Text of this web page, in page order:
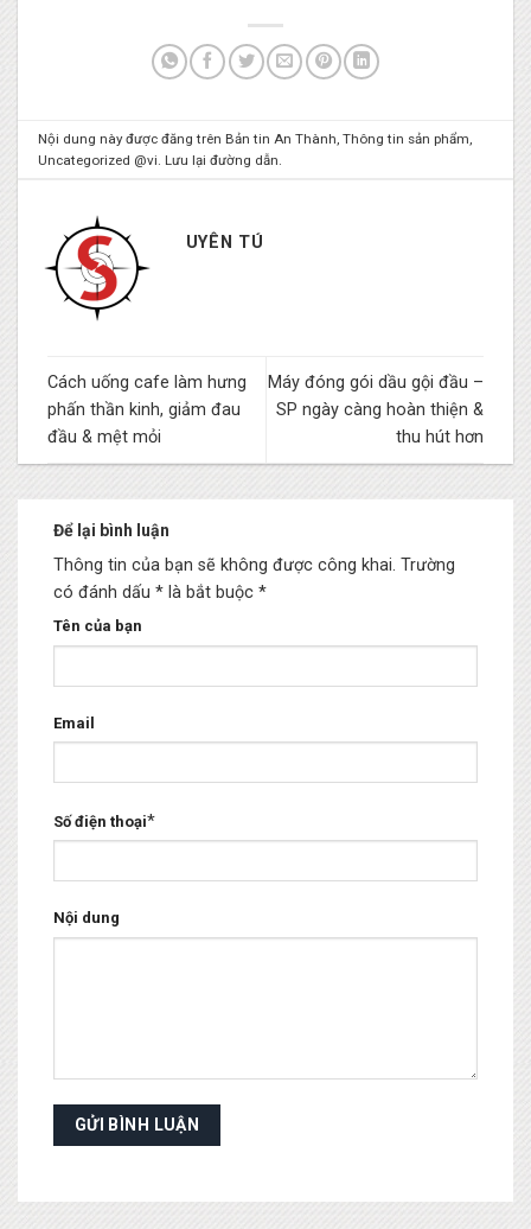
Nội dung này được đăng trên Bản tin An Thành ,Thông tin sản phẩm
Uncategorized @vi . Lưu lạiđường dẫn
UYÊN TÚ
Cách uống cafe làm hưng
phấn thần kinh, giảm đau
đầu & mệt mỏi
Máy đóng gói dầu gội đầu –
SP ngày càng hoàn thiện &
thu hút hơn
Để lại bình luận
Thông tin của bạn sẽ không được công khai. Trường
có đánh dấu * là bắt buộc *
Tên của bạn
Email
Số điện thoại*
Nội dung